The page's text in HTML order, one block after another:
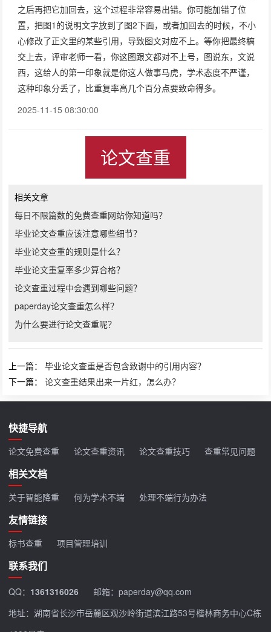
之后再把它加回去，这个过程非常容易出错。你可能加错了位
置，把图1的说明文字放到了图2下面，或者加回去的时候，不小
心修改了正文里的某些引用，导致图文对应不上。等你把最终稿
交上去，评审老师一看，你这图跟文都对不上号，图说东，文说
西，这给人的第一印象就是你这人做事马虎，学术态度不严谨，
这种印象分丢了，比重复率高几个百分点要致命得多。
2025-11-15 08:30:00
论文查重
相关文章
每日不限篇数的免费查重网站你知道吗？
毕业论文查重应该注意哪些细节？
毕业论文查重的规则是什么？
毕业论文重复率多少算合格？
论文查重过程中会遇到哪些问题？
paperday论文查重怎么样？
为什么要进行论文查重呢？
上一篇：毕业论文查重是否包含致谢中的引用内容？
下一篇：论文查重结果出来一片红，怎么办？
快捷导航
论文免费查重 论文查重资讯 论文查重技巧 查重常见问题
相关文档
关于智能降重 何为学术不端 处理不端行为办法
友情链接
标书查重 项目管理培训
联系我们
QQ： 1361316026
邮箱：paperday@qq.com
地址：湖南省长沙市岳麓区观沙岭街道滨江路53号楷林商务中心C栋